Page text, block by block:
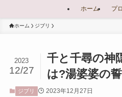
ホーム プ
ホーム ジブリ
千と千尋の神
は?湯婆婆の
2023
12/27
ジブリ 2023年12月27日